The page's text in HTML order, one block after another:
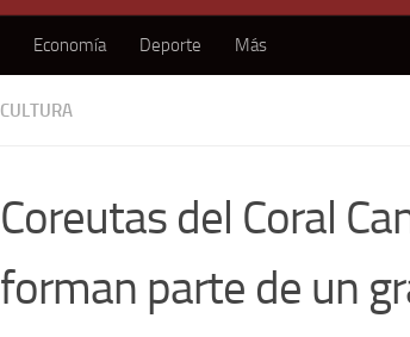
Economía Deporte Más
CULTURA
Coreutas del Coral
forman parte de un